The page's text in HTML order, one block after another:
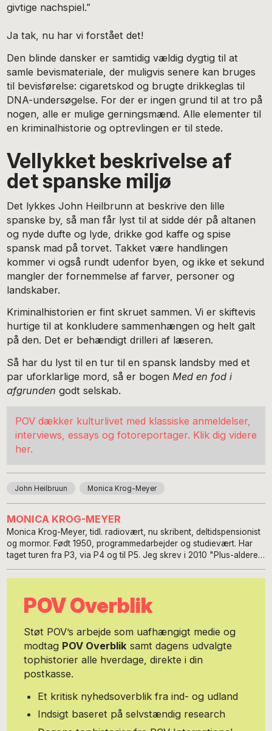
givtige nachspiel.”
Ja tak, nu har vi forstået det!
Den blinde dansker er samtidig vældig dygtig til at
samle bevismateriale, der muligvis senere kan bruges
til bevisførelse: cigaretskod og brugte drikkeglas til
DNA-undersøgelse. For der er ingen grund til at tro på
nogen, alle er mulige gerningsmænd. Alle elementer til
en kriminalhistorie og optrevlingen er til stede.
Vellykket beskrivelse af
det spanske miljø
Det lykkes John Heilbrunn at beskrive den lille
spanske by, så man får lyst til at sidde dér på altanen
og nyde dufte og lyde, drikke god kaffe og spise
spansk mad på torvet. Takket være handlingen
kommer vi også rundt udenfor byen, og ikke et sekund
mangler der fornemmelse af farver, personer og
landskaber.
Kriminalhistorien er fint skruet sammen. Vi er skiftevis
hurtige til at konkludere sammenhængen og helt galt
på den. Det er behændigt drilleri af læseren.
Så har du lyst til en tur til en spansk landsby med et
par uforklarlige mord, så er bogen Med en fod i
afgrunden godt selskab.
POV dækker kulturlivet med klassiske anmeldelser,
interviews, essays og fotoreportager. Klik dig videre
her.
John Heilbruun Monica Krog-Meyer
MONICA KROG-MEYER
Monica Krog-Meyer, tidl. radiovært, nu skribent, deltidspensionist
og mormor. Født 1950, programmedarbejder og studievært. Har
taget turen fra P3, via P4 og til P5. Jeg skrev i 2010 "Plus-alderen
rundt i Danmark.
POV Overblik
Støt POV’s arbejde som uafhængigt medie og
modtag POV Overblik samt dagens udvalgte
tophistorier alle hverdage, direkte i din
postkasse.
Et kritisk nyhedsoverblik fra ind- og udland
Indsigt baseret på selvstændig research